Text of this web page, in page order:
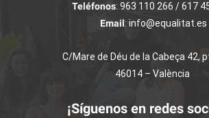
Teléfonos: 963 110 266 / 617
Email: info@equalitat.es
C/Mare de Déu de la Cabeça 42,
46014 – València
¡Síguenos en redes